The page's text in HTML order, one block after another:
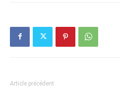
Article précédent